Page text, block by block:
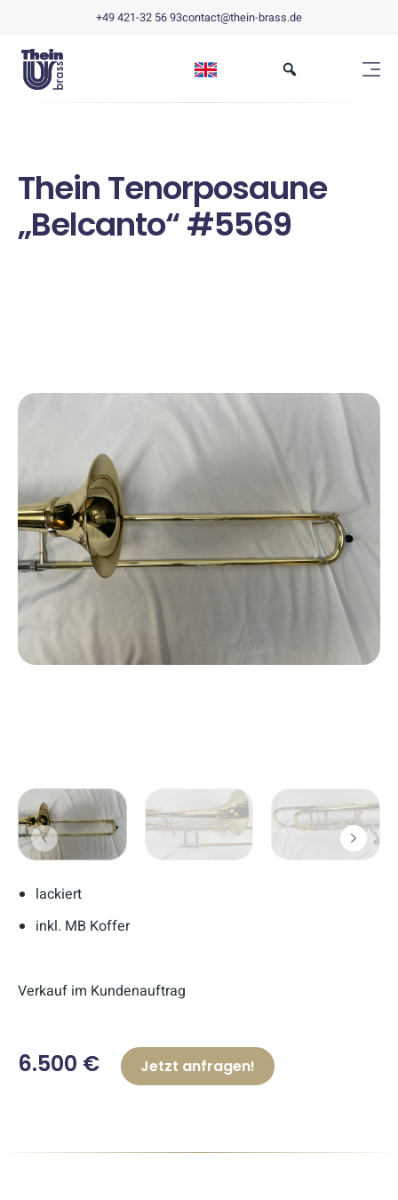
+49 421-32 56 93contact@thein-brass.de
Thein Tenorposaune
„Belcanto“ #5569
lackiert
inkl. MB Koffer
Verkauf im Kundenauftrag
6.500 € Jetzt anfragen!